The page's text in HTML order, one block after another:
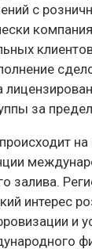
с
за
залива.
интерес
и